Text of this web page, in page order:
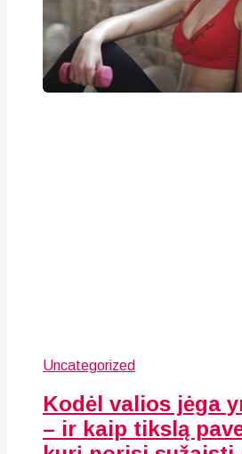
Uncategorized
Kodėl valios jėga
– ir kaip tikslą